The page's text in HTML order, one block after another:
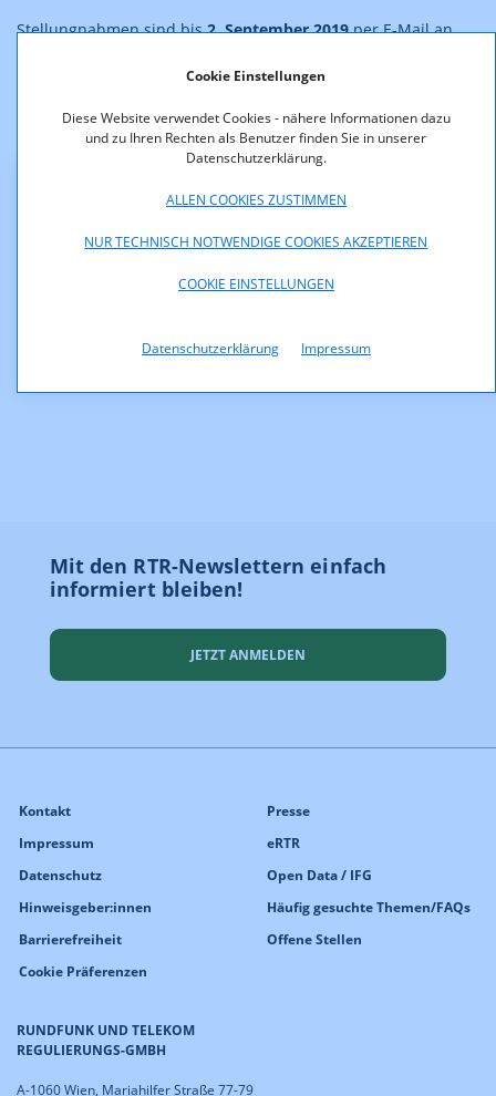
Cookie Einstellungen
Diese Website verwendet Cookies - nähere Informationen dazu
und zu Ihren Rechten als Benutzer finden Sie in unserer
Datenschutzerklärung.
ALLEN COOKIES ZUSTIMMEN
NUR TECHNISCH NOTWENDIGE COOKIES AKZEPTIEREN
COOKIE EINSTELLUNGEN
Datenschutzerklärung Impressum
Stellungnahmen sind bis2. September 2019per E-Mail an
vorgefertigte Deckblatt (Anhang zum Konsultationsdokument).
Stellungnahmen
Konsultation_zur_zertifizierten_Messung.pdf (pdf,
Mit den RTR-Newslettern einfach
informiert bleiben!
JETZT ANMELDEN
RUNDFUNK UND TELEKOM
REGULIERUNGS-GMBH
A-1060 Wien, Mariahilfer Straße 77-79
Kontakt
Impressum
Datenschutz
Hinweisgeber:innen
Barrierefreiheit
Cookie Präferenzen
Presse
eRTR
Open Data / IFG
Häufig gesuchte Themen/FAQs
Offene Stellen